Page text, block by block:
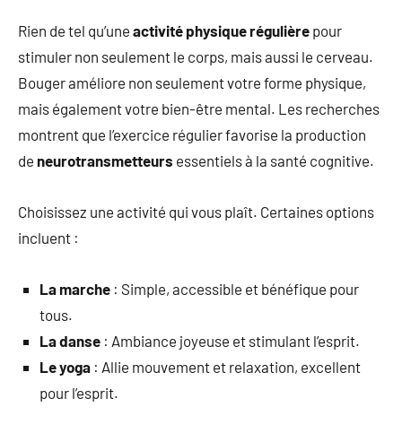
Rien de tel qu’une activité physique régulière pour
stimuler non seulement le corps, mais aussi le cerveau.
Bouger améliore non seulement votre forme physique,
mais également votre bien-être mental. Les recherches
montrent que l’exercice régulier favorise la production
de neurotransmetteurs essentiels à la santé cognitive.
Choisissez une activité qui vous plaît. Certaines options
incluent :
La marche : Simple, accessible et bénéfique pour
tous.
La danse : Ambiance joyeuse et stimulant l’esprit.
Le yoga : Allie mouvement et relaxation, excellent
pour l’esprit.